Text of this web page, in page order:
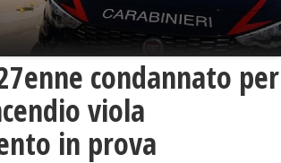
condannato per
viola
in prova